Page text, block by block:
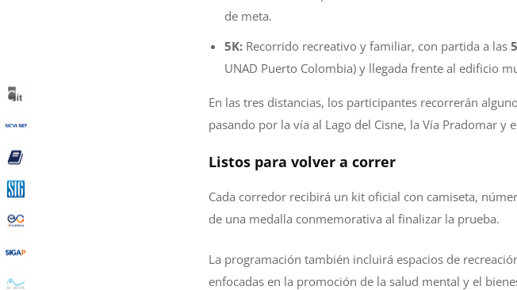
de meta.
5K: Recorrido recreativo y familiar, con partida a las
UNAD Puerto Colombia) y llegada frente al edificio
En las tres distancias, los participantes recorrerán
pasando por la vía al Lago del Cisne, la Vía Pradomar
Listos para volver a correr
Cada corredor recibirá un kit oficial con camiseta,
de una medalla conmemorativa al finalizar la prueba.
La programación también incluirá espacios de
enfocadas en la promoción de la salud mental y el